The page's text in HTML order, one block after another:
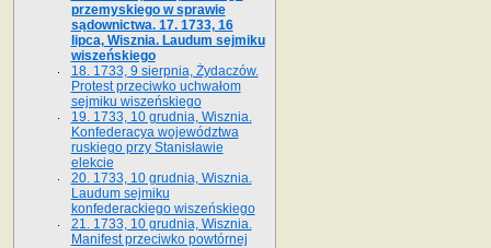
przemyskiego w sprawie
sądownictwa. 17. 1733, 16
lipca, Wisznia. Laudum sejmiku
wiszeńskiego
18. 1733, 9 sierpnia, Żydaczów.
Protest przeciwko uchwałom
sejmiku wiszeńskiego
19. 1733, 10 grudnia, Wisznia.
Konfederacya województwa
ruskiego przy Stanisławie
elekcie
20. 1733, 10 grudnia, Wisznia.
Laudum sejmiku
konfederackiego wiszeńskiego
21. 1733, 10 grudnia, Wisznia.
Manifest przeciwko powtórnej